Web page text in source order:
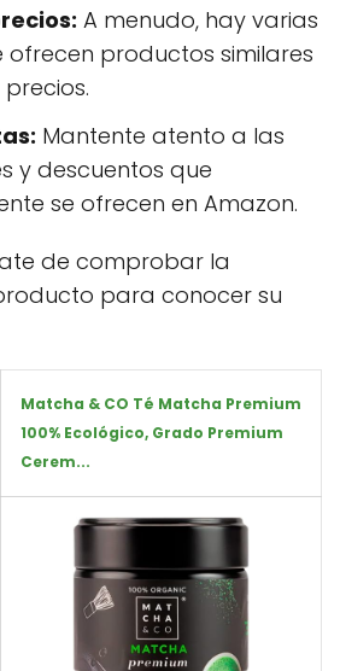
A menudo, hay varias
productos similares
Mantente atento a las
y descuentos que
se ofrecen en Amazon.
de comprobar la
para conocer su
Matcha & CO Té Matcha Premium
100% Ecológico, Grado Premium
Cerem...